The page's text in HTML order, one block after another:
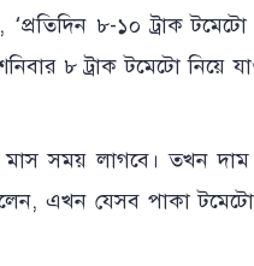
৮-১০ ট্রাক
৮ ট্রাক টমেটো নিয়ে
সময় লাগবে। তখন দাম
এখন যেসব পাকা